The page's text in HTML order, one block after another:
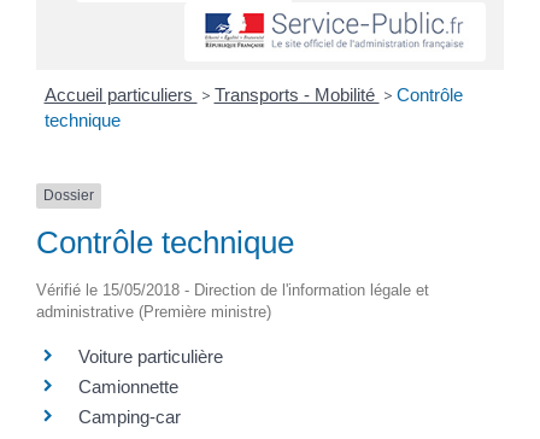
Accueil particuliers > Transports - Mobilité > Contrôle
technique
Dossier
Contrôle technique
Vérifié le 15/05/2018 - Direction de l'information légale et
administrative (Première ministre)
Voiture particulière
Camionnette
Camping-car